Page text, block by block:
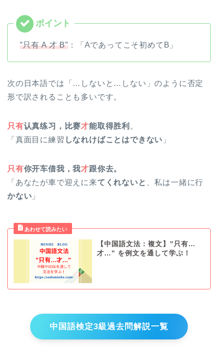
”只有 A 才 B” ：「Aであってこそ初めてB」
次の日本語では「…しないと…しない」のように否定
形で訳されることも多いです。
只有认真练习，比赛才能取得胜利 。
「真面目に練習 しなれけばことはできない 」
只有你开车借我，我才跟你去。
「あなたが車で迎えに来てくれないと
、私は一緒に行
かない 」
【中国語文法：複文】”只有…
才…” を例文を通して学ぶ！
中国語検定3級過去問解説一覧